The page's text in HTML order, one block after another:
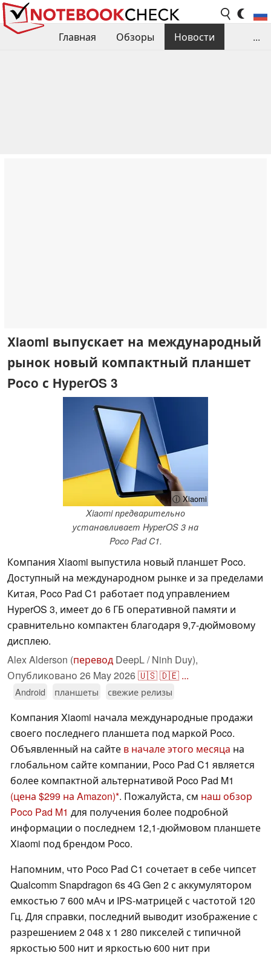
Главная Обзоры
Новости
...
Xiaomi выпускает на международный
рынок новый компактный планшет
Poco с HyperOS 3
ⓘ Xiaomi
Xiaomi предварительно
устанавливает HyperOS 3 на
Poco Pad C1.
Компания Xiaomi выпустила новый планшет Poco.
Доступный на международном рынке и за пределами
Китая, Poco Pad C1 работает под управлением
HyperOS 3, имеет до 6 ГБ оперативной памяти и
сравнительно компактен благодаря 9,7-дюймовому
дисплею.
Alex Alderson (перевод DeepL / Ninh Duy),
Опубликовано 26 May 2026🇺🇸🇩🇪 ...
Android планшеты свежие релизы
Компания Xiaomi начала международные продажи
своего последнего планшета под маркой Poco.
Объявленный на сайте в начале этого месяца на
глобальном сайте компании, Poco Pad C1 является
более компактной альтернативой Poco Pad M1
(цена $299 на Amazon) . Пожалуйста, см наш обзор
Poco Pad M1 для получения более подробной
информации о последнем 12,1-дюймовом планшете
Xiaomi под брендом Poco.
Напомним, что Poco Pad C1 сочетает в себе чипсет
Qualcomm Snapdragon 6s 4G Gen 2 с аккумулятором
емкостью 7 600 мАч и IPS-матрицей с частотой 120
Гц. Для справки, последний выводит изображение с
разрешением 2 048 x 1 280 пикселей с типичной
яркостью 500 нит и яркостью 600 нит при